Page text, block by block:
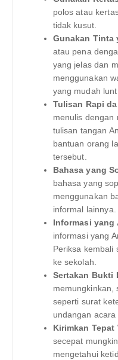
polos atau
tidak kusut.
Gunakan Tinta
atau pena
yang jelas dan
menggunakan
yang mudah
Tulisan Rapi
menulis dengan
tulisan tangan
bantuan orang
tersebut.
Bahasa yang
bahasa yang
menggunakan
informal lainnya.
Informasi yang
informasi yang
Periksa kembali
ke sekolah.
Sertakan Bukti
memungkinkan,
seperti surat
undangan
Kirimkan Tepat
secepat
mengetahui